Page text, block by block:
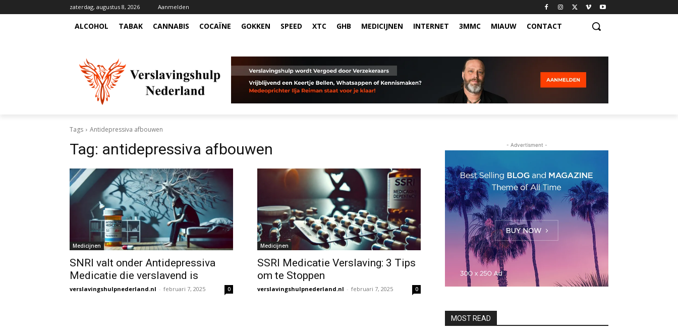
zaterdag, augustus 8, 2026 Aanmelden
ALCOHOL TABAK CANNABIS COCAÏNE GOKKEN SPEED XTC GHB MEDICIJNEN INTERNET 3MMC MIAUW CONTACT
Tags Antidepressiva afbouwen
Tag: antidepressiva afbouwen
Medicijnen
SNRI valt onder Antidepressiva
Medicatie die verslavend is
verslavingshulpnederland.nl - februari 7, 2025 0
Medicijnen
SSRI Medicatie Verslaving: 3 Tips
om te Stoppen
verslavingshulpnederland.nl - februari 7, 2025 0
- Advertisment -
MOST READ